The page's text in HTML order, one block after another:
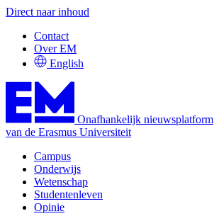
Direct naar inhoud
Contact
Over EM
English
Onafhankelijk nieuwsplatform
van de Erasmus Universiteit
Campus
Onderwijs
Wetenschap
Studentenleven
Opinie